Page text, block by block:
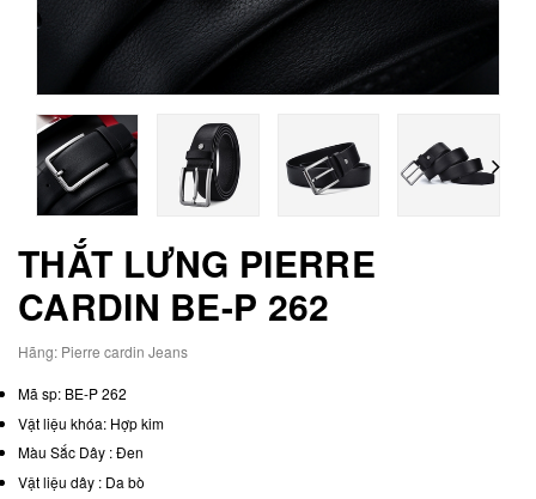
THẮT LƯNG PIERRE
CARDIN BE-P 262
Hãng: Pierre cardin Jeans
Mã sp: BE-P 262
Vật liệu khóa: Hợp kim
Màu Sắc Dây : Đen
Vật liệu dây : Da bò